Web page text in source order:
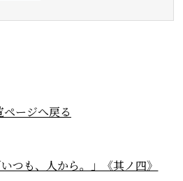
ページへ戻る
つも、人から。」《其ノ四》